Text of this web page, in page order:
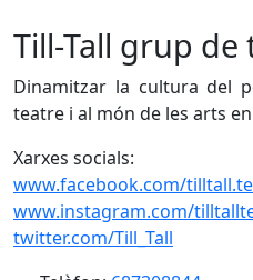
Till-Tall grup de
Dinamitzar la cultura del
teatre i al món de les arts
Xarxes socials:
www.facebook.com/
www.instagram.com/
twitter.com/Till_Tall